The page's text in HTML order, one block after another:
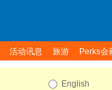
活动讯息 旅游 Perks会
English